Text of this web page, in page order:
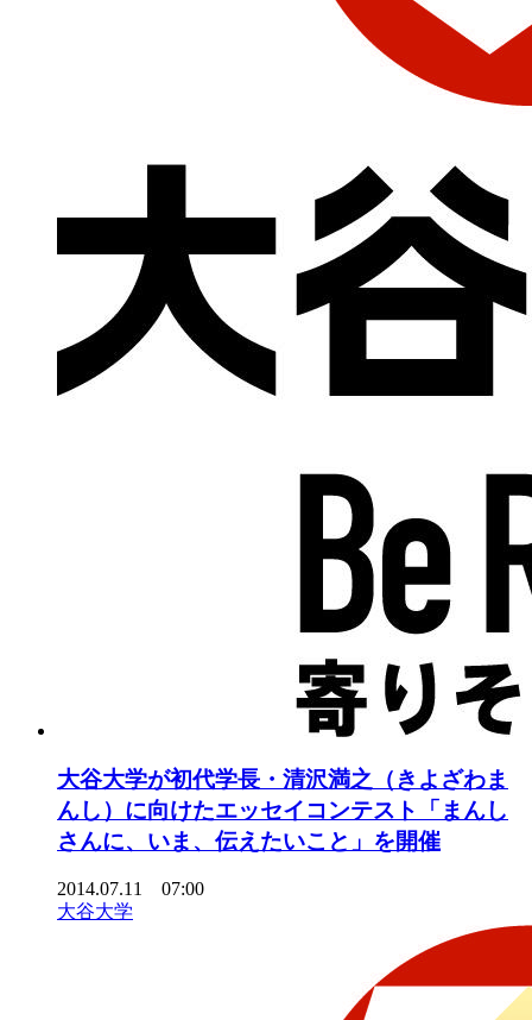
大谷大学が初代学長・清沢満之（きよざわま
んし）に向けたエッセイコンテスト「まんし
さんに、いま、伝えたいこと」を開催
2014.07.11 07:00
大谷大学